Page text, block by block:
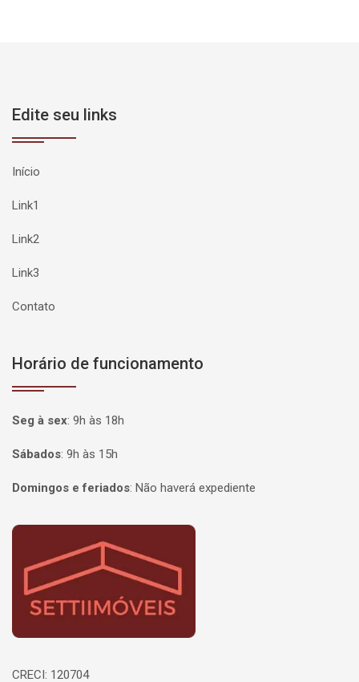
Edite seu links
Início
Link1
Link2
Link3
Contato
Horário de funcionamento
Seg à sex: 9h às 18h
Sábados: 9h às 15h
Domingos e feriados: Não haverá expediente
Página inicial
CRECI: 120704